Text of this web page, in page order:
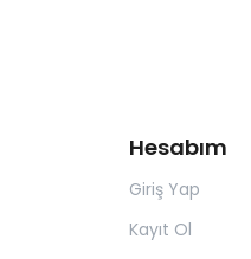
Hesabım
Giriş Yap
Kayıt Ol